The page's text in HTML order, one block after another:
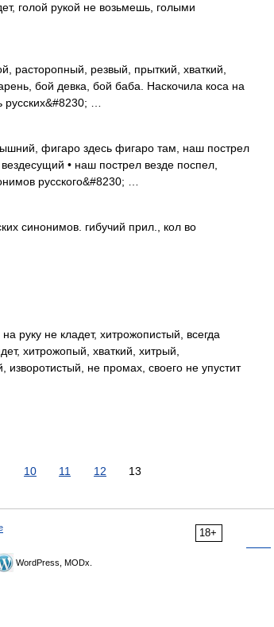
голой рукой не возьмешь, голыми
резвый, прыткий, хваткий,
бой девка, бой баба. Наскочила коса на
…
фигаро здесь фигаро там, наш пострел
• наш пострел везде поспел,
русского&#8230; …
синонимов. гибучий прил., кол во
руку не кладет, хитрожопистый, всегда
хитрожопый, хваткий, хитрый,
не промах, своего не упустит
10 11 12 13
18+
WordPress, MODx.